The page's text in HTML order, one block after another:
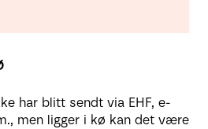
har blitt sendt via EHF, e-
men ligger i kø kan det være